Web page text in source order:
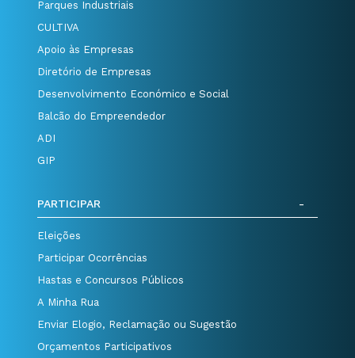
Parques Industriais
CULTIVA
Apoio às Empresas
Diretório de Empresas
Desenvolvimento Económico e Social
Balcão do Empreendedor
ADI
GIP
PARTICIPAR
Eleições
Participar Ocorrências
Hastas e Concursos Públicos
A Minha Rua
Enviar Elogio, Reclamação ou Sugestão
Orçamentos Participativos